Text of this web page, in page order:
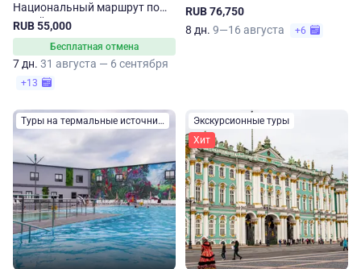
Национальный маршрут по
Алтайскому краю
RUB 55,000
Бесплатная отмена
7 дн. 31 августа — 6 сентября
+13
RUB 76,750
8 дн. 9—16 августа +6
Туры на термальные источники
Экскурсионные туры
Хит